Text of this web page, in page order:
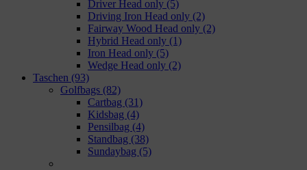
Driver Head only (5)
Driving Iron Head only (2)
Fairway Wood Head only (2)
Hybrid Head only (1)
Iron Head only (5)
Wedge Head only (2)
Taschen (93)
Golfbags (82)
Cartbag (31)
Kidsbag (4)
Pensilbag (4)
Standbag (38)
Sundaybag (5)